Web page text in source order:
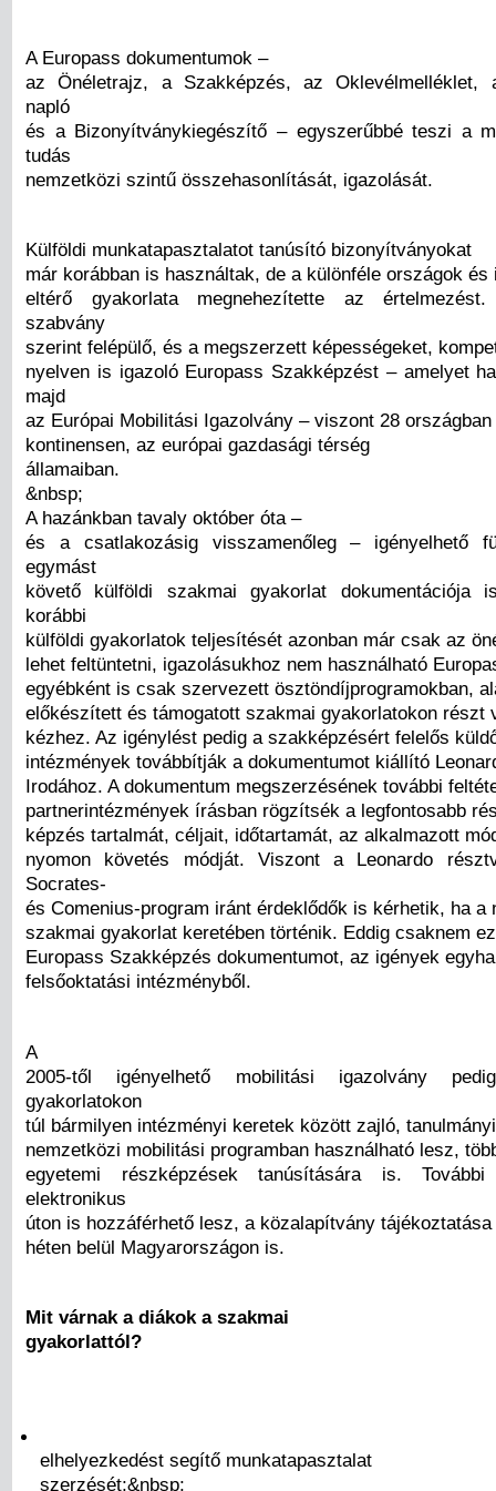
A Europass dokumentumok –
az Önéletrajz, a Szakképzés, az Oklevélmelléklet,
napló
és a Bizonyítványkiegészítő – egyszerűbbé teszi a
tudás
nemzetközi szintű összehasonlítását, igazolását.
Külföldi munkatapasztalatot tanúsító bizonyítványokat
már korábban is használtak, de a különféle országok és
eltérő gyakorlata megnehezítette az
szabvány
szerint felépülő, és a megszerzett képességeket,
nyelven is igazoló Europass Szakképzést – amelyet
majd
az Európai Mobilitási Igazolvány – viszont 28
kontinensen, az európai gazdasági térség
államaiban.
&nbsp;
A hazánkban tavaly október óta –
és a csatlakozásig visszamenőleg – igényelhető
egymást
követő külföldi szakmai gyakorlat dokumentációja
korábbi
külföldi gyakorlatok teljesítését azonban már csak az
lehet feltüntetni, igazolásukhoz nem használható
egyébként is csak szervezett ösztöndíjprogramokban,
előkészített és támogatott szakmai gyakorlatokon részt
kézhez. Az igénylést pedig a szakképzésért felelős
intézmények továbbítják a dokumentumot kiállító
Irodához. A dokumentum megszerzésének további
partnerintézmények írásban rögzítsék a legfontosabb
képzés tartalmát, céljait, időtartamát, az alkalmazott
nyomon követés módját. Viszont a Leonardo
Socrates-
és Comenius-program iránt érdeklődők is kérhetik, ha a
szakmai gyakorlat keretében történik. Eddig csaknem
Europass Szakképzés dokumentumot, az igények
felsőoktatási intézményből.
A
2005-től igényelhető mobilitási igazolvány
gyakorlatokon
túl bármilyen intézményi keretek között zajló,
nemzetközi mobilitási programban használható lesz,
egyetemi részképzések tanúsítására is.
elektronikus
úton is hozzáférhető lesz, a közalapítvány
héten belül Magyarországon is.
Mit várnak a diákok a szakmai
gyakorlattól?
elhelyezkedést segítő munkatapasztalat
szerzését;&nbsp;